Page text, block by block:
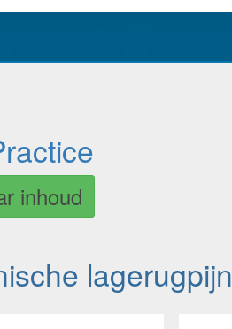
inhoud
lagerugpijn